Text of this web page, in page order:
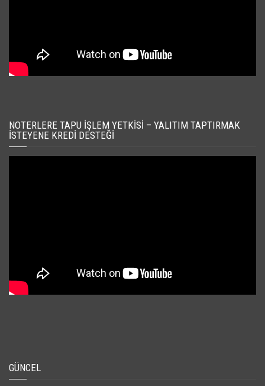
NOTERLERE TAPU İŞLEM YETKISI – YALITIM TAPTIRMAK
İSTEYENE KREDI DESTEĞI
GÜNCEL